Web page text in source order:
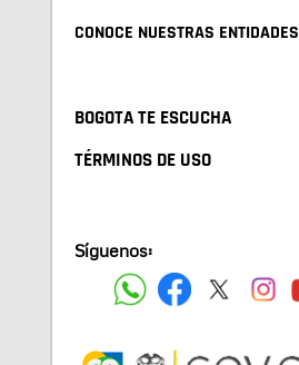
CONOCE NUESTRAS ENTIDADES
BOGOTA TE ESCUCHA
TÉRMINOS DE USO
Síguenos: